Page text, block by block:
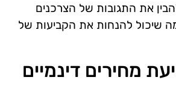
את התגובות של הצרכנים
מה שיכול להנחות את הקביעות של
מחירים דינמיים